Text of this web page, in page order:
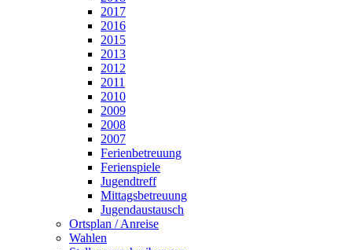
2017
2016
2015
2013
2012
2011
2010
2009
2008
2007
Ferienbetreuung
Ferienspiele
Jugendtreff
Mittagsbetreuung
Jugendaustausch
Ortsplan / Anreise
Wahlen